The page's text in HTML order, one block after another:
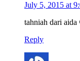
July 5, 2015 at
tahniah dari aida
Reply